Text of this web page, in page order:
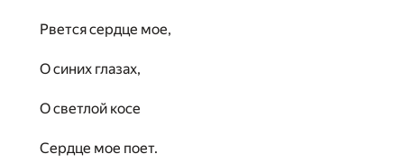
Рвется сердце мое,
О синих глазах,
О светлой косе
Сердце мое поет.